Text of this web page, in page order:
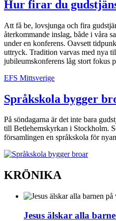
Hur firar du
Att få be, lovsjunga och fira
återkommande inslag, både i våra
under en konferens. Oavsett
uttryck. Tradition varvas med nya
jubileumskonferens låg stort fokus
EFS Mittsverige
Språkskola bygger
På söndagarna är det inte bara
till Betlehems­kyrkan i Stockholm.
församlingen en språkskola för
KRÖNIKA
Jesus älskar alla